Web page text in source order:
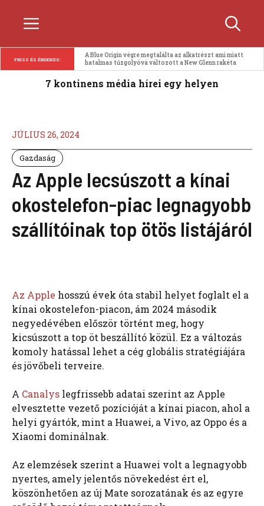
Menü
FRISS ÉS ÉRDEKES:
A Blue Origin végre megtalálta az alkatrészt ami miatt
hatalmas tűzgolyóvá változott a New Glenn rakéta
7 kontinens média hírei egy helyen
JÚLIUS 26, 2024
Gazdaság
Az Apple lecsúszott a kínai
okostelefon-piac legnagyobb
szállítóinak top ötös listájáról
Az Apple hosszú évek óta stabil helyet foglalt el a
kínai okostelefon-piacon, ám 2024 második
negyedévében először történt meg, hogy
kicsúszott a top öt beszállító közül. Ez a változás
komoly hatással lehet a cég globális stratégiájára
és jövőbeli terveire.
A Canalys legfrissebb adatai szerint az Apple
elvesztette vezető pozícióját a kínai piacon, ahol a
helyi gyártók, mint a Huawei, a Vivo, az Oppo és a
Xiaomi dominálnak.
Az elemzések szerint a Huawei volt a legnagyobb
nyertes, amely jelentős növekedést ért el,
köszönhetően az új Mate sorozatának és az egyre